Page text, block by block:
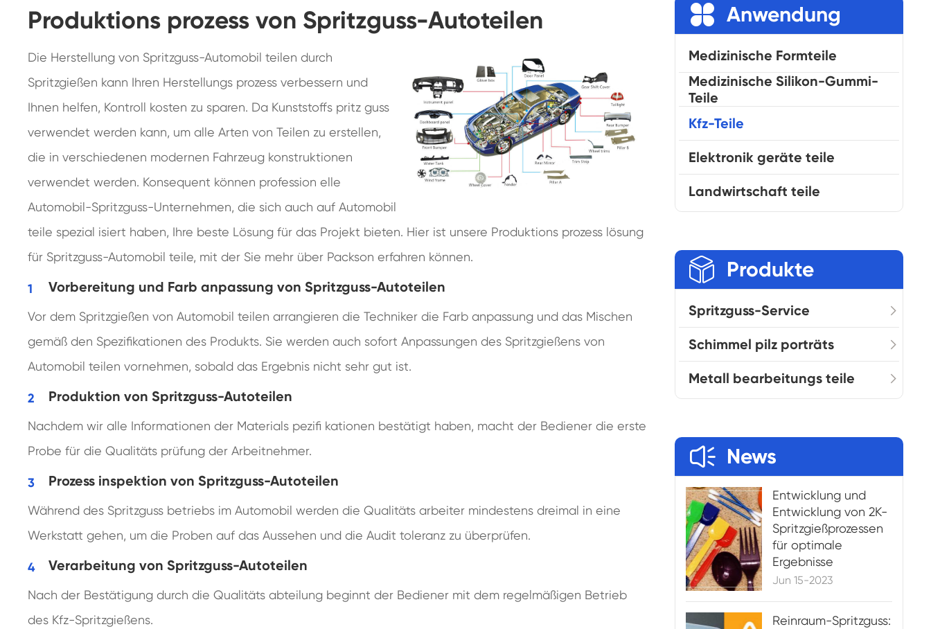
Produktions prozess von Spritzguss-Autoteilen
Die Herstellung von Spritzguss-Automobil teilen durch
Spritzgießen kann Ihren Herstellungs prozess verbessern und
Ihnen helfen, Kontroll kosten zu sparen. Da Kunststoffs pritz guss
verwendet werden kann, um alle Arten von Teilen zu erstellen,
die in verschiedenen modernen Fahrzeug konstruktionen
verwendet werden. Konsequent können profession elle
Automobil-Spritzguss-Unternehmen, die sich auch auf Automobil
teile spezial isiert haben, Ihre beste Lösung für das Projekt bieten. Hier ist unsere Produktions prozess lösung
für Spritzguss-Automobil teile, mit der Sie mehr über Packson erfahren können.
Vorbereitung und Farb anpassung von Spritzguss-Autoteilen
Vor dem Spritzgießen von Automobil teilen arrangieren die Techniker die Farb anpassung und das Mischen
gemäß den Spezifikationen des Produkts. Sie werden auch sofort Anpassungen des Spritzgießens von
Automobil teilen vornehmen, sobald das Ergebnis nicht sehr gut ist.
Produktion von Spritzguss-Autoteilen
Nachdem wir alle Informationen der Materials pezifi kationen bestätigt haben, macht der Bediener die erste
Probe für die Qualitäts prüfung der Arbeitnehmer.
Prozess inspektion von Spritzguss-Autoteilen
Während des Spritzguss betriebs im Automobil werden die Qualitäts arbeiter mindestens dreimal in eine
Werkstatt gehen, um die Proben auf das Aussehen und die Audit toleranz zu überprüfen.
Verarbeitung von Spritzguss-Autoteilen
Nach der Bestätigung durch die Qualitäts abteilung beginnt der Bediener mit dem regelmäßigen Betrieb
des Kfz-Spritzgießens.
 Anwendung
Medizinische Formteile
Medizinische Silikon-Gummi-
Teile
Kfz-Teile
Elektronik geräte teile
Landwirtschaft teile
 Produkte
Spritzguss-Service
Schimmel pilz porträts
Metall bearbeitungs teile
 News
Entwicklung und
Entwicklung von 2K-
Spritzgießprozessen
für optimale
Ergebnisse
Jun 15-2023
Reinraum-Spritzguss: